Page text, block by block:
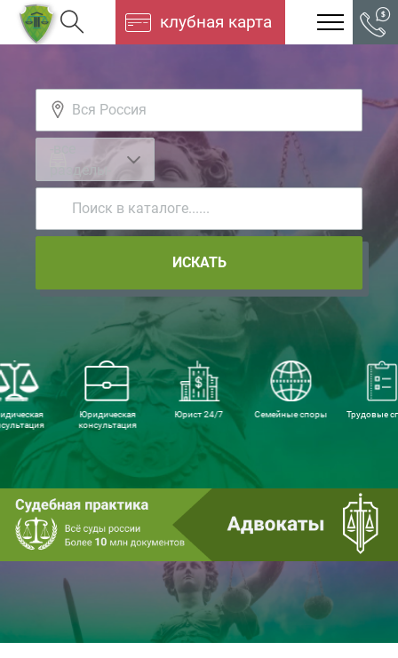
клубная карта
ИСКАТЬ
Юридическая
консультация
Юрист 24/7 Семейные споры Трудовые